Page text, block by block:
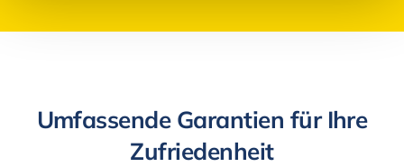
Umfassende Garantien für Ihre
Zufriedenheit